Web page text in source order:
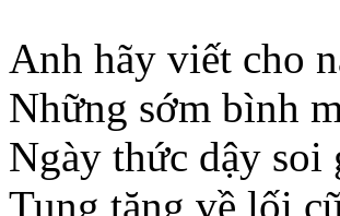
Anh hãy viết cho
Những sớm bình
Ngày thức dậy soi
Tung tăng về lối